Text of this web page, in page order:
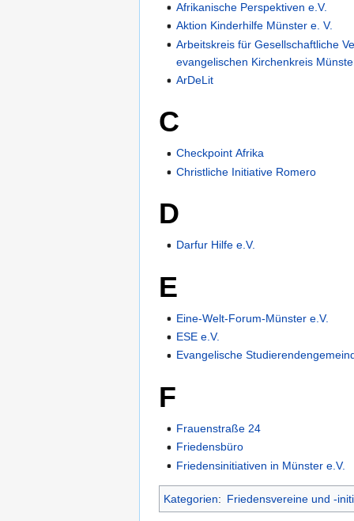
Afrikanische Perspektiven e.V.
Aktion Kinderhilfe Münster e. V.
Arbeitskreis für Gesellschaftliche
evangelischen Kirchenkreis
ArDeLit
C
Checkpoint Afrika
Christliche Initiative Romero
D
Darfur Hilfe e.V.
E
Eine-Welt-Forum-Münster e.V.
ESE e.V.
Evangelische
F
Frauenstraße 24
Friedensbüro
Friedensinitiativen in Münster e.V.
Kategorien: Friedensvereine und -